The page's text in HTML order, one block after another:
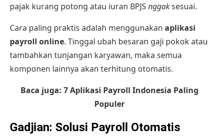
pajak kurang potong atau iuran BPJS nggaksesuai.
Cara paling praktis adalah menggunakan aplikasi
payroll online. Tinggal ubah besaran gaji pokok atau
tambahkan tunjangan karyawan, maka semua
komponen lainnya akan terhitung otomatis.
Baca juga: 7 Aplikasi Payroll Indonesia Paling
Populer
Gadjian: Solusi Payroll Otomatis